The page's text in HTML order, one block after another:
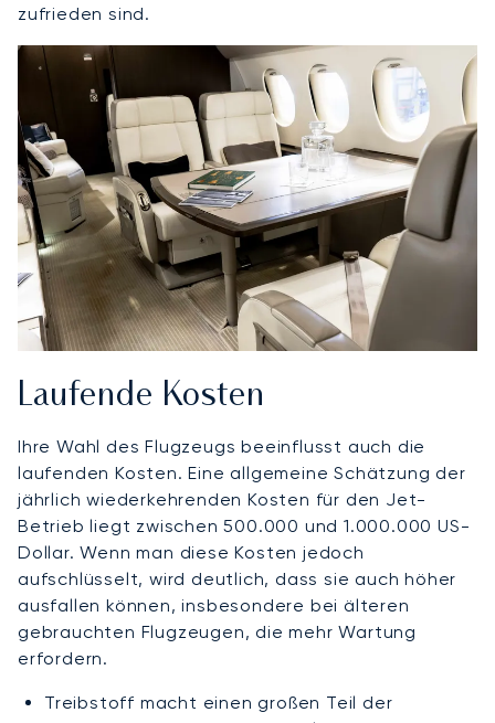
zufrieden sind.
Laufende Kosten
Ihre Wahl des Flugzeugs beeinflusst auch die
laufenden Kosten. Eine allgemeine Schätzung der
jährlich wiederkehrenden Kosten für den Jet-
Betrieb liegt zwischen 500.000 und 1.000.000 US-
Dollar. Wenn man diese Kosten jedoch
aufschlüsselt, wird deutlich, dass sie auch höher
ausfallen können, insbesondere bei älteren
gebrauchten Flugzeugen, die mehr Wartung
erfordern.
Treibstoff macht einen großen Teil der